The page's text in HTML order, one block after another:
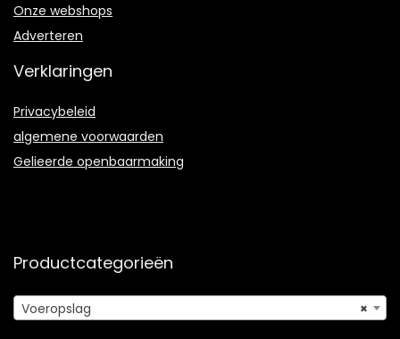
Onze webshops
Adverteren
Verklaringen
Privacybeleid
algemene voorwaarden
Gelieerde openbaarmaking
Productcategorieën
×
Voeropslag